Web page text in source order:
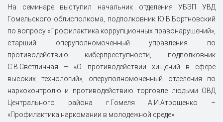
На семинаре выступил начальник отделения УБЭП УВД
Гомельского облисполкома, подполковник Ю.В.Бортновский
по вопросу «Профилактика коррупционных правонарушений»,
старший оперуполномоченный управления по
противодействию киберпреступности, подполковник
С.В.Светличная – «О противодействии хищений в сфере
высоких технологий», оперуполномоченный отделения по
наркоконтролю и противодействию торговле людьми ОВД
Центрального района г.Гомеля А.И.Атрощенко –
«Профилактика наркомании в молодежной среде».